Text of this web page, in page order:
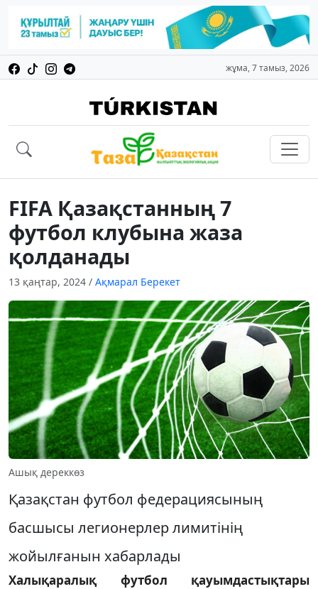
жұма, 7 тамыз, 2026
FIFA Қазақстанның 7
футбол клубына жаза
қолданады
13 қаңтар, 2024 / Ақмарал Берекет
Ашық дереккөз
Қазақстан футбол федерациясының
басшысы легионерлер лимитінің
жойылғанын хабарлады
Халықаралық футбол қауымдастықтары